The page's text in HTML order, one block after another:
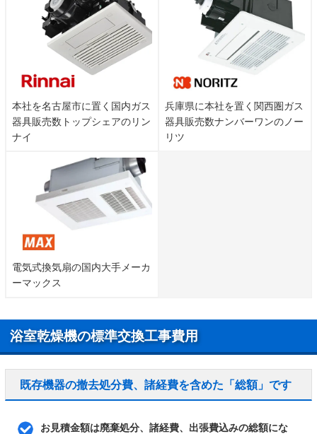
島、横塚、吉田、榎生、蓬田
ワ行 蕨、
本社を名古屋市に置く国内ガス
器具販売数トップシェアのリン
ナイ
兵庫県に本社を置く関西圏ガス
器具販売数ナンバーワンのノー
リツ
電気式換気扇の国内大手メーカ
ーマックス
浴室乾燥機の標準交換工事費用
既存機器の撤去処分費、諸経費を含めた「総額」です
お見積金額は廃棄処分、諸経費、出張費込みの総額にな